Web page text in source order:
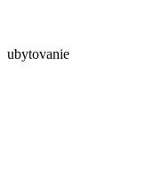
ubytovanie